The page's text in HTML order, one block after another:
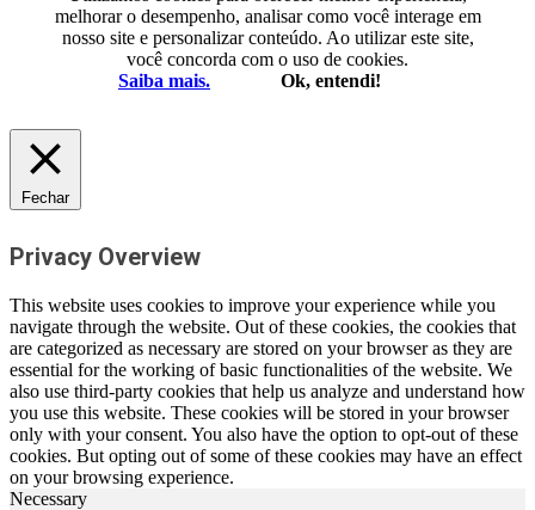
melhorar o desempenho, analisar como você interage em
nosso site e personalizar conteúdo. Ao utilizar este site,
você concorda com o uso de cookies.
Saiba mais.
Ok, entendi!
Fechar
Privacy Overview
This website uses cookies to improve your experience while you
navigate through the website. Out of these cookies, the cookies that
are categorized as necessary are stored on your browser as they are
essential for the working of basic functionalities of the website. We
also use third-party cookies that help us analyze and understand how
you use this website. These cookies will be stored in your browser
only with your consent. You also have the option to opt-out of these
cookies. But opting out of some of these cookies may have an effect
on your browsing experience.
Necessary